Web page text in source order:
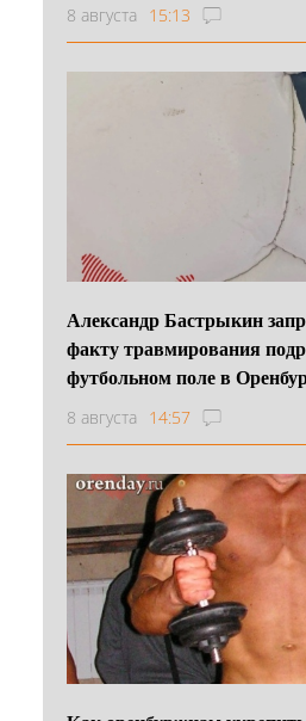
8 августа 15:13
Александр Бастрыкин
факту травмирования
футбольном поле в
8 августа 14:57